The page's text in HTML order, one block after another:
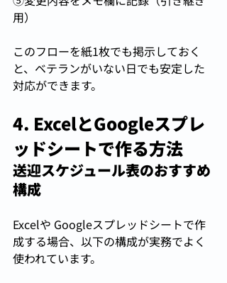
用）
このフローを紙1枚でも掲示しておく
と、ベテランがいない日でも安定した
対応ができます。
4. ExcelとGoogleスプレ
ッドシートで作る方法
送迎スケジュール表のおすすめ
構成
Excelや Googleスプレッドシートで作
成する場合、以下の構成が実務でよく
使われています。